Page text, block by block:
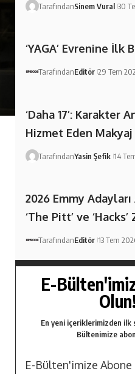
TarafındanSinem Vural 30
‘YAGA’ Evrenine İlk
TarafındanEditör 29 Tem
‘Daha 17’: Karakter
Hizmet Eden
TarafındanYasin Şefik 14
2026 Emmy Adayları
‘The Pitt’ ve
TarafındanEditör 13 Tem
E-
Olun!
En yeni içeriklerimizden ilk
Bültenimize
E-Bülten'imize Abone